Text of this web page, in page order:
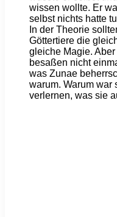
wissen wollte. Er
selbst nichts hatte
In der Theorie
Göttertiere die
gleiche Magie.
besaßen nicht
was Zunae
warum. Warum war
verlernen, was sie